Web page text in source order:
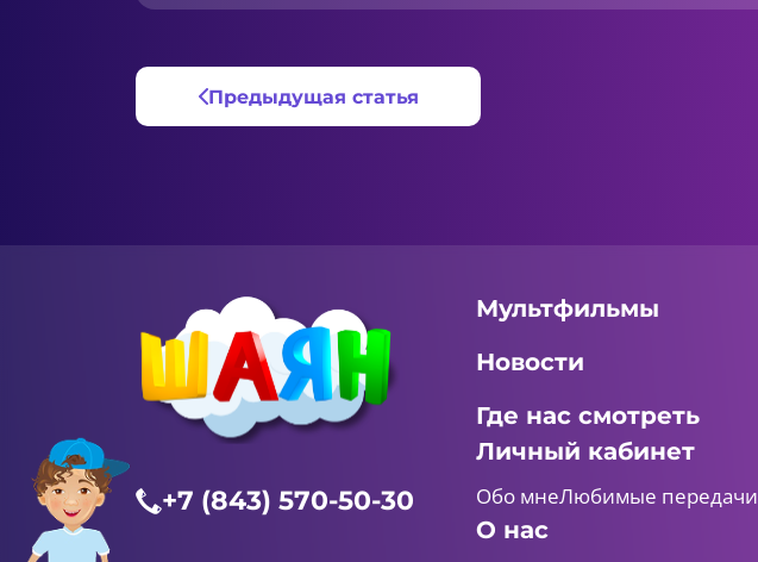
Предыдущая статья
+7 (843) 570-50-30
Мультфильмы
Новости
Где нас смотреть
Личный кабинет
Обо мнеЛюбимые передачи
О нас